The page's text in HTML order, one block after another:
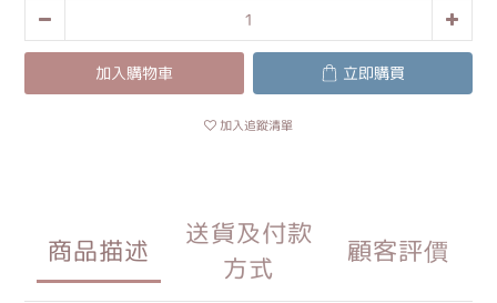
加入購物車 立即購買
加入追蹤清單
商品描述
送貨及付款
方式
顧客評價